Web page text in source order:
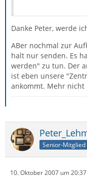
Danke Peter, werde
ABer nochmal zur
halt nur senden. Es
werden" zu tun. Der
ist eben unsere
ankommt. Mehr nicht
Senior-Mitglied
10. Oktober 2007 um 20:37